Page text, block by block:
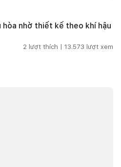
hòa nhờ thiết kế theo khí hậu
2 lượt thích | 13.573 lượt xem